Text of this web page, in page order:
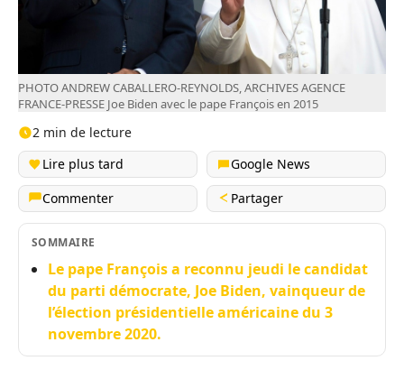
PHOTO ANDREW CABALLERO-REYNOLDS, ARCHIVES AGENCE
FRANCE-PRESSE Joe Biden avec le pape François en 2015
2 min de lecture
Lire plus tard
Google News
Commenter
Partager
SOMMAIRE
Le pape François a reconnu jeudi le candidat
du parti démocrate, Joe Biden, vainqueur de
l’élection présidentielle américaine du 3
novembre 2020.